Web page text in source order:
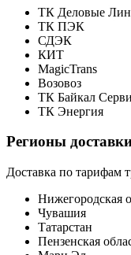
ТК Деловые
ТК ПЭК
СДЭК
КИТ
MagicTrans
Возовоз
ТК Байкал
ТК Энергия
Регионы
Доставка по тарифам
Нижегородская
Чувашия
Татарстан
Пензенская